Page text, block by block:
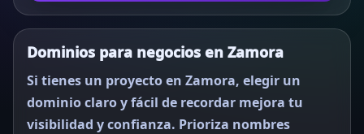
Dominios para negocios en Zamora
Si tienes un proyecto en Zamora, elegir un
dominio claro y fácil de recordar mejora tu
visibilidad y confianza. Prioriza nombres